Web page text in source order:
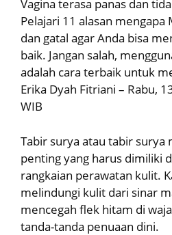
Vagina terasa panas dan
Pelajari 11 alasan mengapa
dan gatal agar Anda bisa
baik. Jangan salah,
adalah cara terbaik untuk
Erika Dyah Fitriani – Rabu,
WIB
Tabir surya atau tabir surya
penting yang harus dimiliki
rangkaian perawatan kulit.
melindungi kulit dari sinar
mencegah flek hitam di
tanda-tanda penuaan dini.